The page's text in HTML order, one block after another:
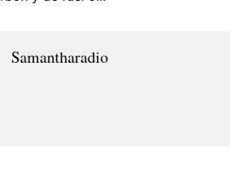
Samantharadio